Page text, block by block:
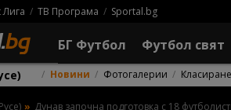
Лига ТВ Програма Sportal.bg
БГ Футбол Футбол свят
Новини Фотогалерии Класиране
Дунав започна подготовка с 18